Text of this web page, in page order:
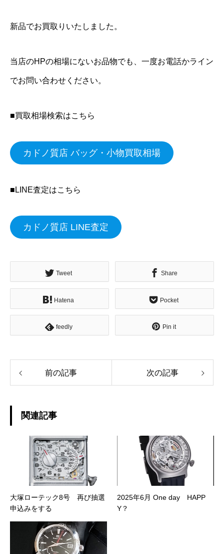
新品でお買取りいたしました。
当店のHPの相場にないお品物でも、一度お電話かライン
でお問い合わせください。
■買取相場検索はこちら
カドノ質店 バッグ・小物買取相場
■LINE査定はこちら
カドノ質店 LINE査定
Tweet Share
Hatena Pocket
feedly Pin it
前の記事 次の記事
関連記事
大塚ローテック8号 再び抽選
申込みをする
2025年6月 One day HAPP
Y？